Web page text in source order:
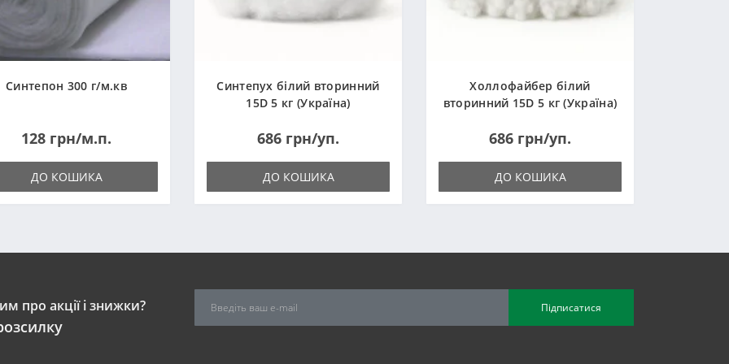
Синтепон 300 г/м.кв
128 грн/м.п.
ДО КОШИКА
Синтепух білий вторинний
15D 5 кг (Україна)
686 грн/уп.
ДО КОШИКА
Холлофайбер білий
вторинний 15D 5 кг (Україна)
686 грн/уп.
ДО КОШИКА
про акції і знижки? Підписатися